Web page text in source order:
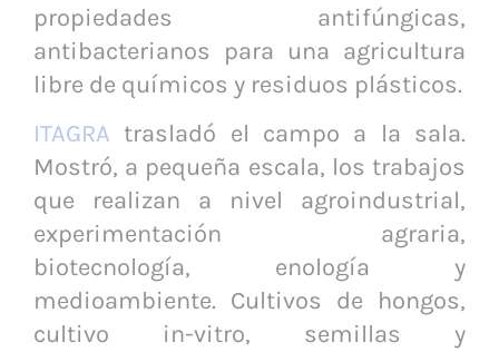
propiedades antifúngicas,
antibacterianos para una agricultura
libre de químicos y residuos plásticos.
ITAGRA trasladó el campo a la sala.
Mostró, a pequeña escala, los trabajos
que realizan a nivel agroindustrial,
experimentación agraria,
biotecnología, enología y
medioambiente. Cultivos de hongos,
cultivo in-vitro, semillas y